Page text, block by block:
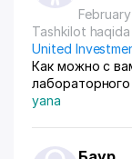
Tashkilot
United
Как можно с
утпелителя
yana